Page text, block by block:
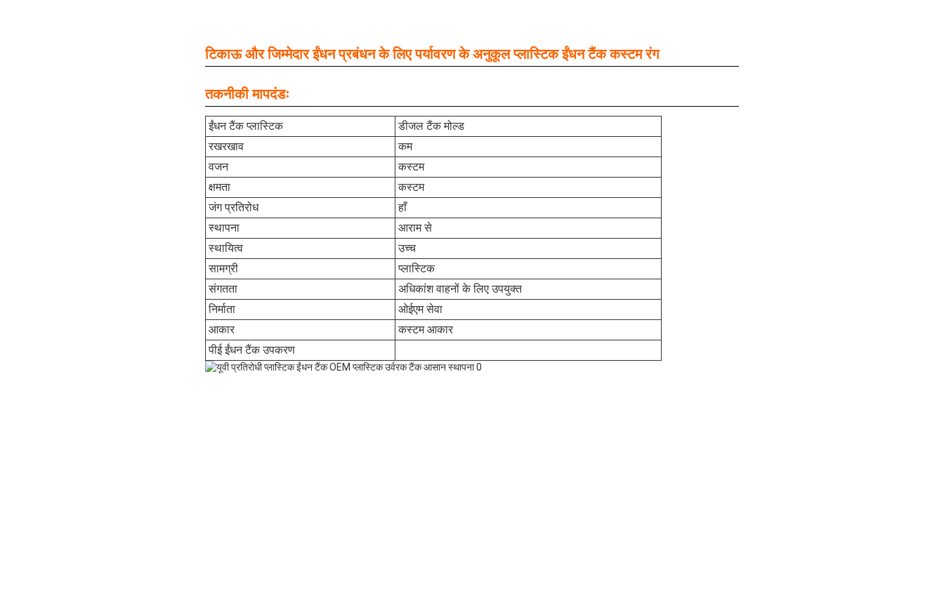
टिकाऊ और जिम्मेदार ईंधन प्रबंधन के लिए पर्यावरण के अनुकूल प्लास्टिक ईंधन टैंक कस्टम रंग
तकनीकी मापदंडः
ईंधन टैंक प्लास्टिक
डीजल टैंक मोल्ड
रखरखाव
कम
वजन
कस्टम
क्षमता
कस्टम
जंग प्रतिरोध
हाँ
स्थापना
आराम से
स्थायित्व
उच्च
सामग्री
प्लास्टिक
संगतता
अधिकांश वाहनों के लिए उपयुक्त
निर्माता
ओईएम सेवा
आकार
कस्टम आकार
पीई ईंधन टैंक उपकरण